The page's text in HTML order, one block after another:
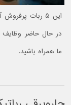
این ۵ ربات
در حال حاضر وظایف
ما همراه باشید.